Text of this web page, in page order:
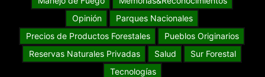
Opinión
Parques Nacionales
Precios de Productos Forestales
Pueblos Originarios
Reservas Naturales Privadas
Salud
Sur Forestal
Tecnologías